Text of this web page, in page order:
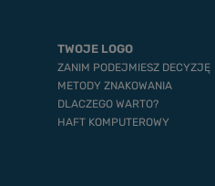
TWOJE LOGO
ZANIM PODEJMIESZ DECYZJĘ
METODY ZNAKOWANIA
DLACZEGO WARTO?
HAFT KOMPUTEROWY